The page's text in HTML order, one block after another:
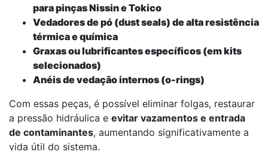
para pinças Nissin e Tokico
Vedadores de pó (dust seals) de alta resistência
térmica e química
Graxas ou lubrificantes específicos (em kits
selecionados)
Anéis de vedação internos (o-rings)
Com essas peças, é possível eliminar folgas, restaurar
a pressão hidráulica e evitar vazamentos e entrada
de contaminantes, aumentando significativamente a
vida útil do sistema.